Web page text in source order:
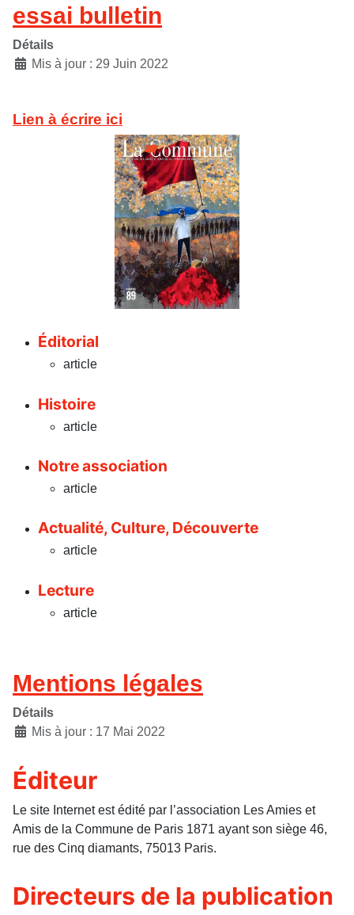
essai bulletin
Détails
Mis à jour : 29 Juin 2022
Lien à écrire ici
Éditorial
article
Histoire
article
Notre association
article
Actualité, Culture, Découverte
article
Lecture
article
Mentions légales
Détails
Mis à jour : 17 Mai 2022
Éditeur
Le site Internet est édité par l’association Les Amies et
Amis de la Commune de Paris 1871 ayant son siège 46,
rue des Cinq diamants, 75013 Paris.
Directeurs de la publication